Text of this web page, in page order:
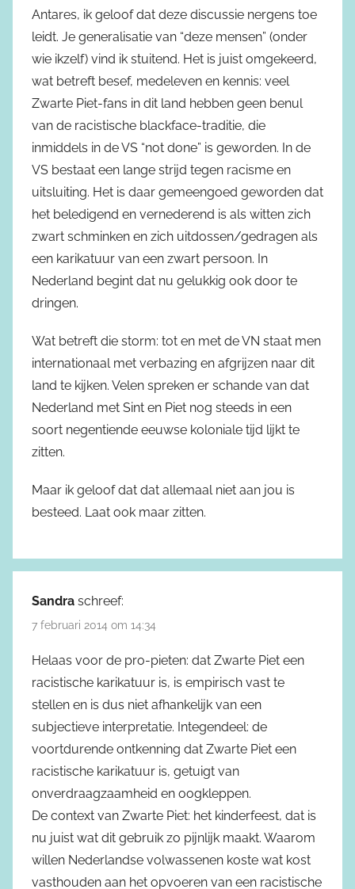
Antares, ik geloof dat deze discussie nergens toe
leidt. Je generalisatie van “deze mensen” (onder
wie ikzelf) vind ik stuitend. Het is juist omgekeerd,
wat betreft besef, medeleven en kennis: veel
Zwarte Piet-fans in dit land hebben geen benul
van de racistische blackface-traditie, die
inmiddels in de VS “not done” is geworden. In de
VS bestaat een lange strijd tegen racisme en
uitsluiting. Het is daar gemeengoed geworden dat
het beledigend en vernederend is als witten zich
zwart schminken en zich uitdossen/gedragen als
een karikatuur van een zwart persoon. In
Nederland begint dat nu gelukkig ook door te
dringen.
Wat betreft die storm: tot en met de VN staat men
internationaal met verbazing en afgrijzen naar dit
land te kijken. Velen spreken er schande van dat
Nederland met Sint en Piet nog steeds in een
soort negentiende eeuwse koloniale tijd lijkt te
zitten.
Maar ik geloof dat dat allemaal niet aan jou is
besteed. Laat ook maar zitten.
Sandra schreef:
7 februari 2014 om 14:34
Helaas voor de pro-pieten: dat Zwarte Piet een
racistische karikatuur is, is empirisch vast te
stellen en is dus niet afhankelijk van een
subjectieve interpretatie. Integendeel: de
voortdurende ontkenning dat Zwarte Piet een
racistische karikatuur is, getuigt van
onverdraagzaamheid en oogkleppen.
De context van Zwarte Piet: het kinderfeest, dat is
nu juist wat dit gebruik zo pijnlijk maakt. Waarom
willen Nederlandse volwassenen koste wat kost
vasthouden aan het opvoeren van een racistische